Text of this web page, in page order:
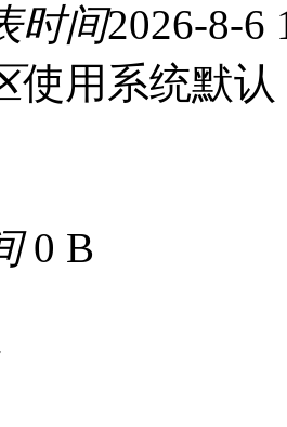
时间2026-8-6
使用系统默认
0 B